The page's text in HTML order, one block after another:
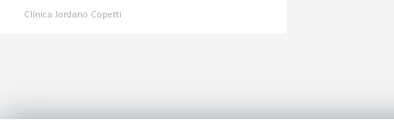
Clínica Jordano Copetti